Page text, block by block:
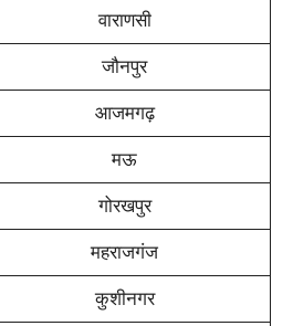
वाराणसी
जौनपुर
आजमगढ़
मऊ
गोरखपुर
महराजगंज
कुशीनगर